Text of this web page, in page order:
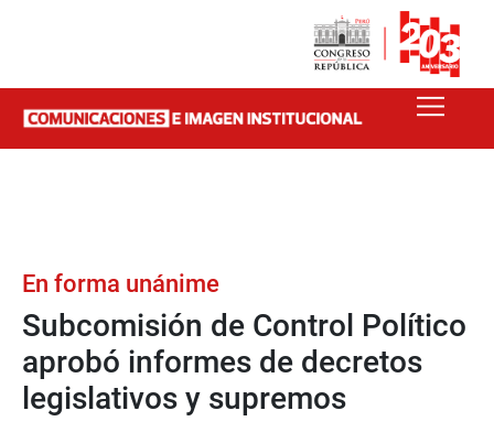
En forma unánime
Subcomisión de Control Político
aprobó informes de decretos
legislativos y supremos